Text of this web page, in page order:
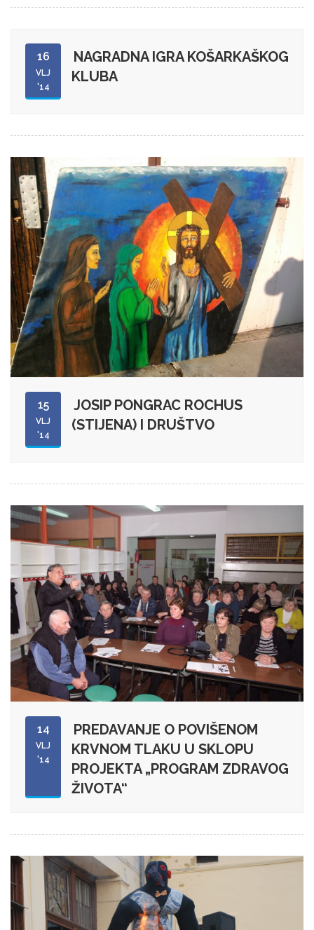
16
VLJ
'14
NAGRADNA IGRA KOŠARKAŠKOG
KLUBA
15
VLJ
'14
JOSIP PONGRAC ROCHUS
(STIJENA) I DRUŠTVO
14
VLJ
'14
PREDAVANJE O POVIŠENOM
KRVNOM TLAKU U SKLOPU
PROJEKTA „PROGRAM ZDRAVOG
ŽIVOTA“